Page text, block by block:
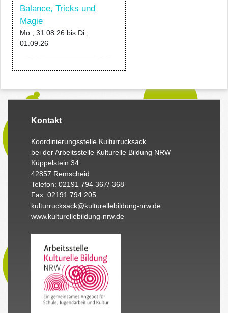
Balance, Tricks und
Magie
Mo., 31.08.26 bis Di.,
01.09.26
Kontakt
Koordinierungsstelle Kulturrucksack
bei der Arbeitsstelle Kulturelle Bildung NRW
Küppelstein 34
42857 Remscheid
Telefon: 02191 794 367/-368
Fax: 02191 794 205
kulturrucksack@kulturellebildung-nrw.de
www.kulturellebildung-nrw.de